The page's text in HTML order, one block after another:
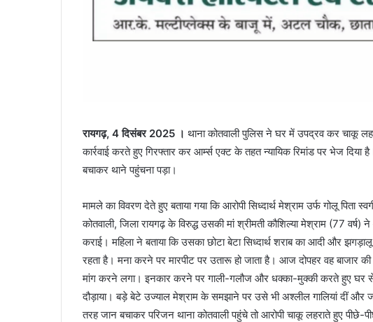
रायगढ़, 4 दिसंबर 2025 । थाना कोतवाली पुलिस ने घर में उपद्रव कर चाकू
कार्रवाई करते हुए गिरफ्तार कर आर्म्स एक्ट के तहत न्यायिक रिमांड पर भेज
बचाकर थाने पहुंचना पड़ा।
मामले का विवरण देते हुए बताया गया कि आरोपी सिध्दार्थ मेश्राम उर्फ गोलू पिता
कोतवाली, जिला रायगढ़ के विरुद्ध उसकी मां श्रीमती कौशिल्या मेश्राम (77
कराई। महिला ने बताया कि उसका छोटा बेटा सिध्दार्थ शराब का आदी और
रहता है। मना करने पर मारपीट पर उतारू हो जाता है। आज दोपहर वह
मांग करने लगा। इनकार करने पर गाली-गलौज और धक्का-मुक्की करते हुए घर से
दौड़ाया। बड़े बेटे उज्याल मेश्राम के समझाने पर उसे भी अश्लील गालियां दीं
तरह जान बचाकर परिजन थाना कोतवाली पहुंचे तो आरोपी चाकू लहराते हुए